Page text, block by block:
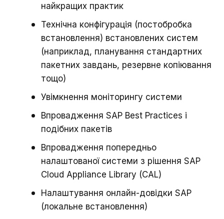
найкращих практик
Технічна конфігурація (постобробка
встановлення) встановлених систем
(наприклад, планування стандартних
пакетних завдань, резервне копіювання
тощо)
Увімкнення моніторингу системи
Впровадження SAP Best Practices і
подібних пакетів
Впровадження попередньо
налаштованої системи з рішення SAP
Cloud Appliance Library (CAL)
Налаштування онлайн-довідки SAP
(локальне встановлення)